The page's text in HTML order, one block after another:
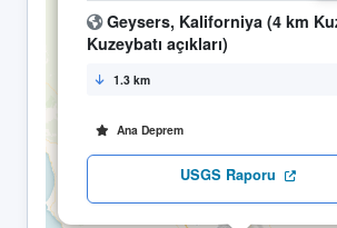
Geysers, Kaliforniya (4 km
Kuzeybatı açıkları)
1.3 km
Ana Deprem
USGS Raporu